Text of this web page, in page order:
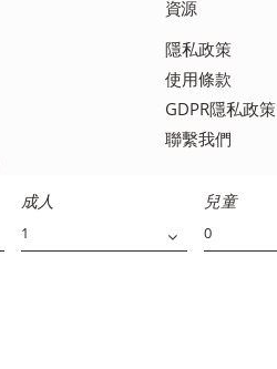
成人 兒童
資源
隱私政策
使用條款
GDPR隱私政策
聯繫我們